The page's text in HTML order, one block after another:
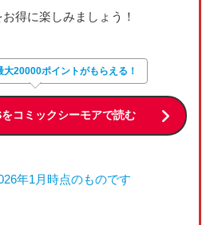
得に楽しみましょう！
20000ポイントがもらえる！
コミックシーモアで読む
年1月時点のものです